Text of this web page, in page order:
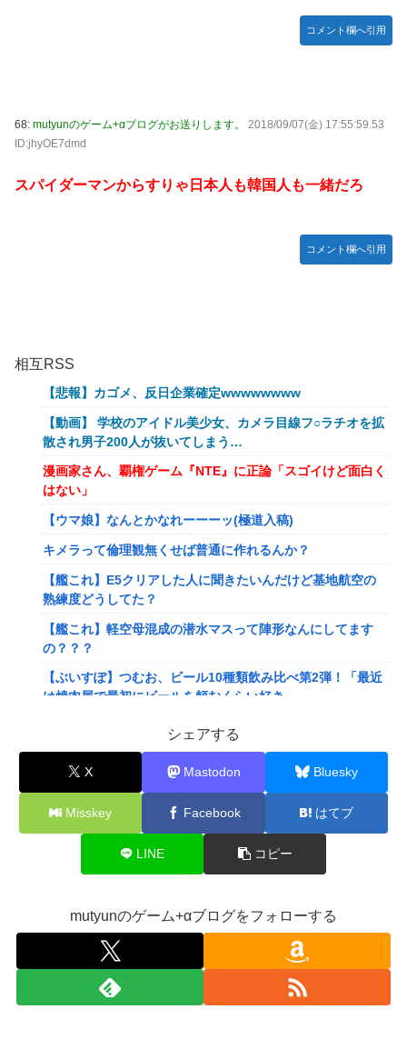
コメント欄へ引用
68: mutyunのゲーム+αブログがお送りします。
2018/09/07(金) 17:55:59.53
ID:jhyOE7dmd
スパイダーマンからすりゃ日本人も韓国人も一緒だろ
コメント欄へ引用
相互RSS
【悲報】カゴメ、反日企業確定wwwwwwww
【動画】 学校のアイドル美少女、カメラ目線フ○ラチオを拡
散され男子200人が抜いてしまう…
漫画家さん、覇権ゲーム『NTE』に正論「スゴイけど面白く
はない」
【ウマ娘】なんとかなれーーーッ(極道入稿)
キメラって倫理観無くせば普通に作れるんか？
【艦これ】E5クリアした人に聞きたいんだけど基地航空の
熟練度どうしてた？
【艦これ】軽空母混成の潜水マスって陣形なんにしてます
の？？？
【ぶいすぽ】つむお、ビール10種類飲み比べ第2弾！「最近
は焼肉屋で最初にビールを頼むくらい好き」
【にじさんじ】Twitterはもうないよ
【ホロライブ】これはこれでちょっと裏来いよに見える
トミームと化すｗｗｗｗ
【悲報】Mrs. GREEN APPLE、マジで逝くwwwwww
【画像】旅人女子「夜景を撮りたかっただけなのに、故郷の
【悲報】女さん、熊本地震がきっかけで離婚を決意ｗｗｗｗ
ｗ
【訃報】人気Vtuberの犬、19歳で死去
【動画】女子「勃ってんじゃん笑」男子「うるさい//」女子
シェアする
X Mastodon Bluesky
Misskey Facebook はてブ
LINE コピー
mutyunのゲーム+αブログをフォローする